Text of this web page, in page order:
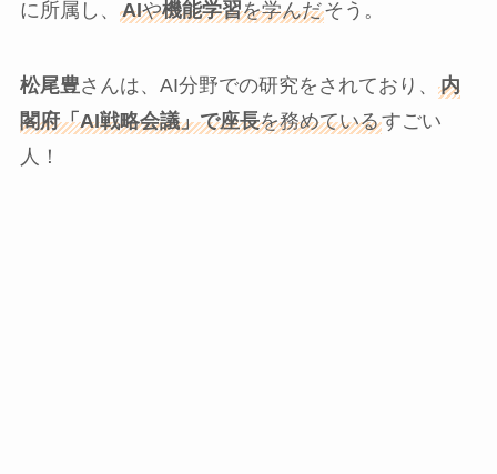
に所属し、 AIや機能学習を学んだそう。
松尾豊さんは、AI分野での研究をされており、 内
閣府「AI戦略会議」で座長を務めているすごい
人！